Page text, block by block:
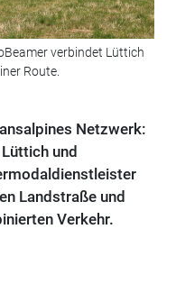
verbindet Lüttich
Route.
Netzwerk:
und
Landstraße und
Verkehr.